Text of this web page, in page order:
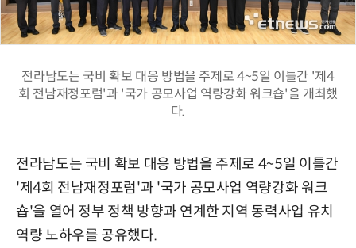
전라남도는 국비 확보 대응 방법을 주제로 4~5일 이틀간 '제4
회 전남재정포럼'과 '국가 공모사업 역량강화 워크숍'을 개최했
다.
전라남도는 국비 확보 대응 방법을 주제로 4~5일 이틀간
'제4회 전남재정포럼'과 '국가 공모사업 역량강화 워크
숍'을 열어 정부 정책 방향과 연계한 지역 동력사업 유치
역량 노하우를 공유했다.